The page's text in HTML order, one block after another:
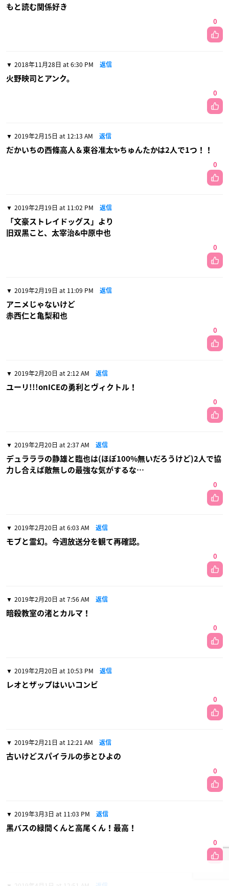
もと読む関係好き
0
2018年11月28日 at 6:30 PM 返信
火野映司とアンク。
0
2019年2月15日 at 12:13 AM 返信
だかいちの西條高人＆東谷准太✨ちゅんたかは2人で1つ！！
0
2019年2月19日 at 11:02 PM 返信
「文豪ストレイドッグス」より
旧双黒こと、太宰治&中原中也
0
2019年2月19日 at 11:09 PM 返信
アニメじゃないけど
赤西仁と亀梨和也
0
2019年2月20日 at 2:12 AM 返信
ユーリ!!!onICEの勇利とヴィクトル！
0
2019年2月20日 at 2:37 AM 返信
デュラララの静雄と臨也は(ほぼ100%無いだろうけど)2人で協
力し合えば敵無しの最強な気がするな…
0
2019年2月20日 at 6:03 AM 返信
モブと霊幻。今週放送分を観て再確認。
0
2019年2月20日 at 7:56 AM 返信
暗殺教室の渚とカルマ！
0
2019年2月20日 at 10:53 PM 返信
レオとザップはいいコンビ
0
2019年2月21日 at 12:21 AM 返信
古いけどスパイラルの歩とひよの
0
2019年3月3日 at 11:03 PM 返信
黒バスの緑間くんと高尾くん！最高！
0